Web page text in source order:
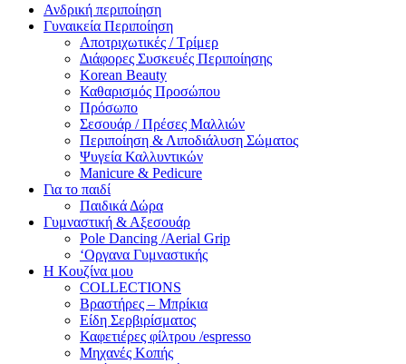
Ανδρική περιποίηση
Γυναικεία Περιποίηση
Αποτριχωτικές / Τρίμερ
Διάφορες Συσκευές Περιποίησης
Korean Beauty
Καθαρισμός Προσώπου
Πρόσωπο
Σεσουάρ / Πρέσες Μαλλιών
Περιποίηση & Λιποδιάλυση Σώματος
Ψυγεία Καλλυντικών
Manicure & Pedicure
Για το παιδί
Παιδικά Δώρα
Γυμναστική & Αξεσουάρ
Pole Dancing /Aerial Grip
‘Οργανα Γυμναστικής
Η Κουζίνα μου
COLLECTIONS
Βραστήρες – Μπρίκια
Είδη Σερβιρίσματος
Καφετιέρες φίλτρου /espresso
Μηχανές Κοπής